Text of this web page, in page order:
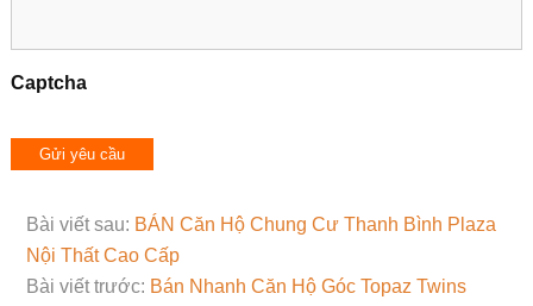
Captcha
Bài viết sau: BÁN Căn Hộ Chung Cư Thanh Bình Plaza
Nội Thất Cao Cấp
Bài viết trước: Bán Nhanh Căn Hộ Góc Topaz Twins